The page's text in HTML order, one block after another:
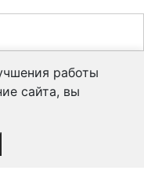
работы
сайта, вы